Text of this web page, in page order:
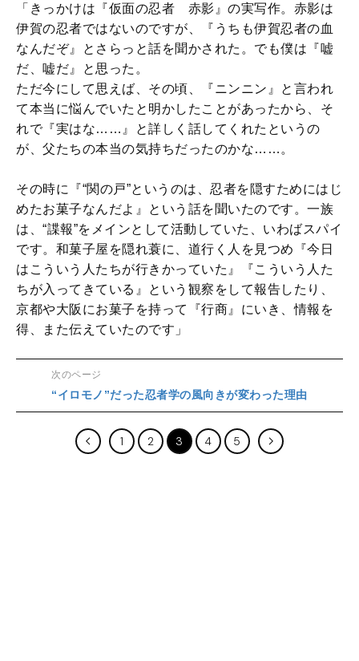
「きっかけは『仮面の忍者 赤影』の実写作。赤影は
伊賀の忍者ではないのですが、『うちも伊賀忍者の血
なんだぞ』とさらっと話を聞かされた。でも僕は『嘘
だ、嘘だ』と思った。
ただ今にして思えば、その頃、『ニンニン』と言われ
て本当に悩んでいたと明かしたことがあったから、そ
れで『実はな……』と詳しく話してくれたというの
が、父たちの本当の気持ちだったのかな……。
その時に『“関の戸”というのは、忍者を隠すためにはじ
めたお菓子なんだよ』という話を聞いたのです。一族
は、“諜報”をメインとして活動していた、いわばスパイ
です。和菓子屋を隠れ蓑に、道行く人を見つめ『今日
はこういう人たちが行きかっていた』『こういう人た
ちが入ってきている』という観察をして報告したり、
京都や大阪にお菓子を持って『行商』にいき、情報を
得、また伝えていたのです」
次のページ
“イロモノ”だった忍者学の風向きが変わった理由
1 2 3 4 5